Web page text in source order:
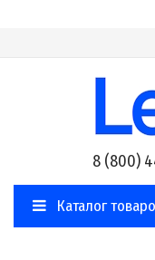
8 (800)
Каталог